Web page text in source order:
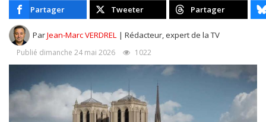
Partager Tweeter Partager
ParJean-Marc VERDREL | Rédacteur, expert de la TV
Publié dimanche 24 mai 2026 1022